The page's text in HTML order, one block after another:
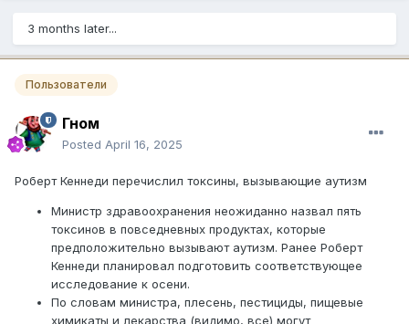
3 months later...
Пользователи
Гном
Posted April 16, 2025
Роберт Кеннеди перечислил токсины, вызывающие аутизм
Министр здравоохранения неожиданно назвал пять
токсинов в повседневных продуктах, которые
предположительно вызывают аутизм. Ранее Роберт
Кеннеди планировал подготовить соответствующее
исследование к осени.
По словам министра, плесень, пестициды, пищевые
химикаты и лекарства (видимо, все) могут